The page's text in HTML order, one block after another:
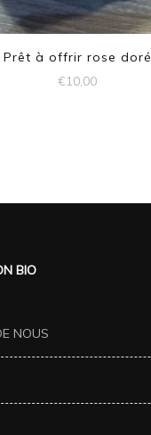
Prêt à offrir rose doré
€10,00
BIO
NOUS